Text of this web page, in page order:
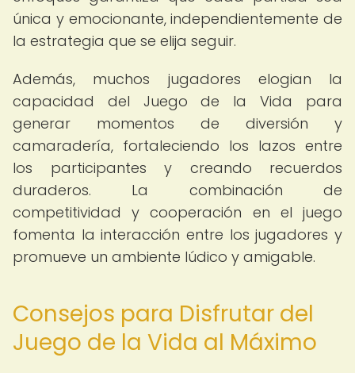
única y emocionante, independientemente de
la estrategia que se elija seguir.
Además, muchos jugadores elogian la
capacidad del Juego de la Vida para
generar momentos de diversión y
camaradería, fortaleciendo los lazos entre
los participantes y creando recuerdos
duraderos. La combinación de
competitividad y cooperación en el juego
fomenta la interacción entre los jugadores y
promueve un ambiente lúdico y amigable.
Consejos para Disfrutar del
Juego de la Vida al Máximo